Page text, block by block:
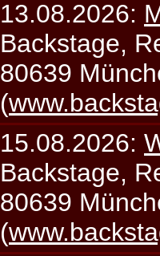
13.08.2026:
Backstage,
80639
(
15.08.2026:
Backstage,
80639
(